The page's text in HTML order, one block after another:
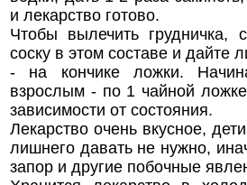
и лекарство готово.
Чтобы вылечить грудничка,
соску в этом составе и дайте
- на кончике ложки.
взрослым - по 1 чайной
зависимости от состояния.
Лекарство очень вкусное,
лишнего давать не нужно,
запор и другие побочные